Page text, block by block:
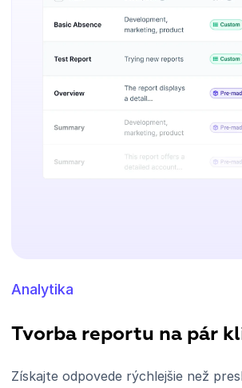
Analytika
Tvorba reportu na pár
Získajte odpovede rýchlejšie než